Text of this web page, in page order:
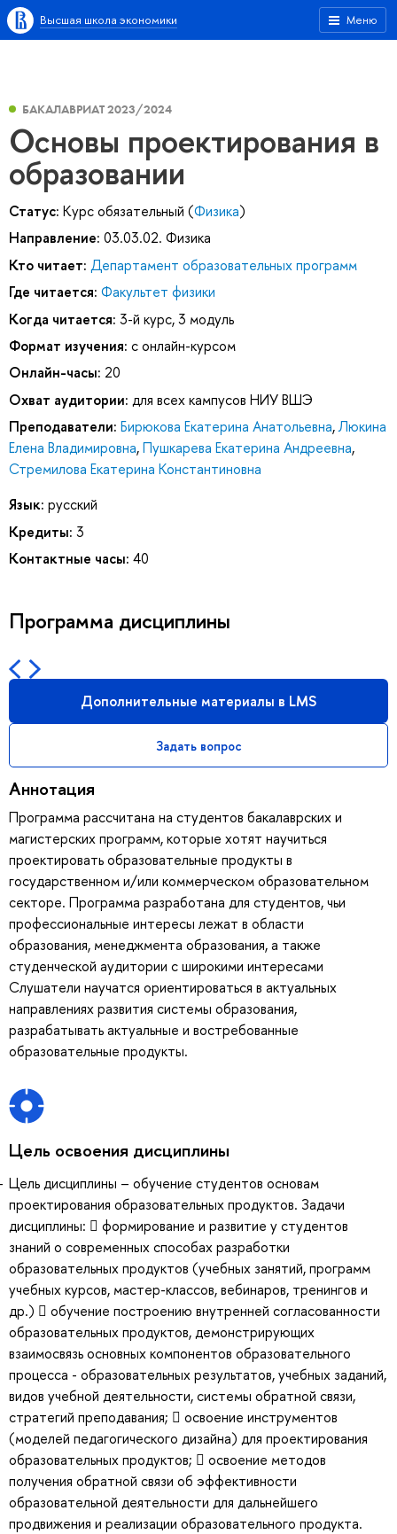
Меню
Высшая школа экономики
БАКАЛАВРИАТ 2023/2024
Основы проектирования в
образовании
Статус: Курс обязательный (Физика)
Направление: 03.03.02. Физика
Кто читает: Департамент образовательных программ
Где читается: Факультет физики
Когда читается: 3-й курс, 3 модуль
Формат изучения: с онлайн-курсом
Онлайн-часы: 20
Охват аудитории: для всех кампусов НИУ ВШЭ
Преподаватели: Бирюкова Екатерина Анатольевна,Люкина
Елена Владимировна,Пушкарева Екатерина Андреевна,
Стремилова Екатерина Константиновна
Язык: русский
Кредиты: 3
Контактные часы: 40
Программа дисциплины
Дополнительные материалы в LMS
Задать вопрос
Аннотация
Программа рассчитана на студентов бакалаврских и
магистерских программ, которые хотят научиться
проектировать образовательные продукты в
государственном и/или коммерческом образовательном
секторе. Программа разработана для студентов, чьи
профессиональные интересы лежат в области
образования, менеджмента образования, а также
студенческой аудитории с широкими интересами
Слушатели научатся ориентироваться в актуальных
направлениях развития системы образования,
разрабатывать актуальные и востребованные
образовательные продукты.
Цель освоения дисциплины
Цель дисциплины – обучение студентов основам
проектирования образовательных продуктов. Задачи
дисциплины:  формирование и развитие у студентов
знаний о современных способах разработки
образовательных продуктов (учебных занятий, программ
учебных курсов, мастер-классов, вебинаров, тренингов и
др.)  обучение построению внутренней согласованности
образовательных продуктов, демонстрирующих
взаимосвязь основных компонентов образовательного
процесса - образовательных результатов, учебных заданий,
видов учебной деятельности, системы обратной связи,
стратегий преподавания;  освоение инструментов
(моделей педагогического дизайна) для проектирования
образовательных продуктов;  освоение методов
получения обратной связи об эффективности
образовательной деятельности для дальнейшего
продвижения и реализации образовательного продукта.